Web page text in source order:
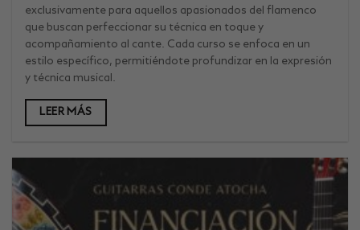
276€.
exclusivamente para aquellos apasionados del flamenco
que buscan perfeccionar su técnica en toque y
acompañamiento al cante. Cada curso se enfoca en un
estilo específico, permitiéndote profundizar en la expresión
y técnica musical.
LEER MÁS